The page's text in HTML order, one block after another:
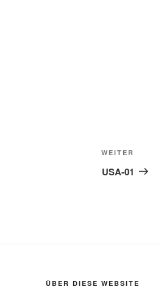
Beitrag
WEITER
USA-01
ÜBER DIESE WEBSITE